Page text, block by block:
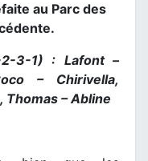
au Parc des
3-1) : Lafont –
– Chirivella,
Thomas – Abline